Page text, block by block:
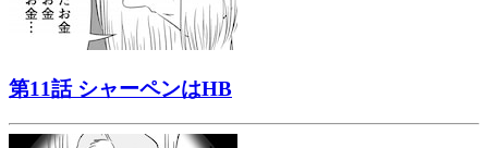
第11話 シャーペンはHB